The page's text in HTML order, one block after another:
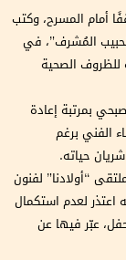
أمام المسرح، وكتب
المُشرف”، في
للظروف الصحية
بمرتبة إعادة
الفني برغم
حياته.
“أولادنا” لفنون
اعتذر لعدم استكمال
عبّر فيها عن